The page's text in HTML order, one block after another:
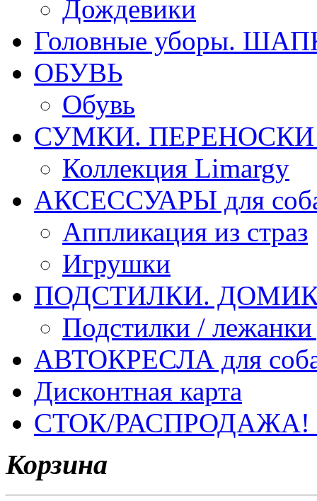
Дождевики
Головные уборы.
ОБУВЬ
Обувь
СУМКИ. ПЕРЕНОСКИ
Коллекция Limargy
АКСЕССУАРЫ для
Аппликация из страз
Игрушки
ПОДСТИЛКИ. ДОМИКИ
Подстилки / лежанки
АВТОКРЕСЛА для
Дисконтная карта
СТОК/
Корзина